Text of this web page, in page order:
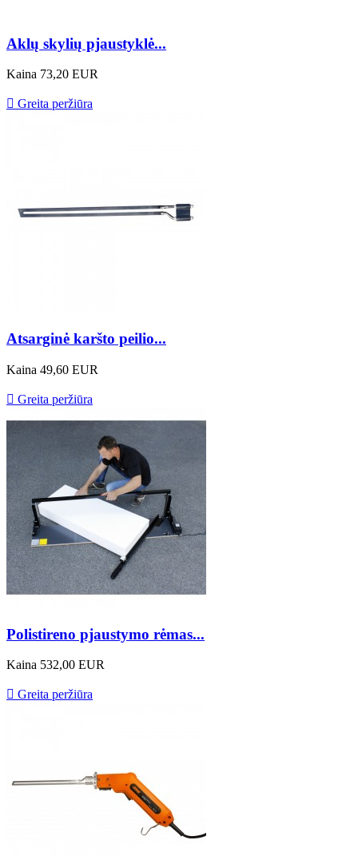
Aklų skylių pjaustyklė...
Kaina 73,20 EUR
 Greita peržiūra
Atsarginė karšto peilio...
Kaina 49,60 EUR
 Greita peržiūra
Polistireno pjaustymo rėmas...
Kaina 532,00 EUR
 Greita peržiūra